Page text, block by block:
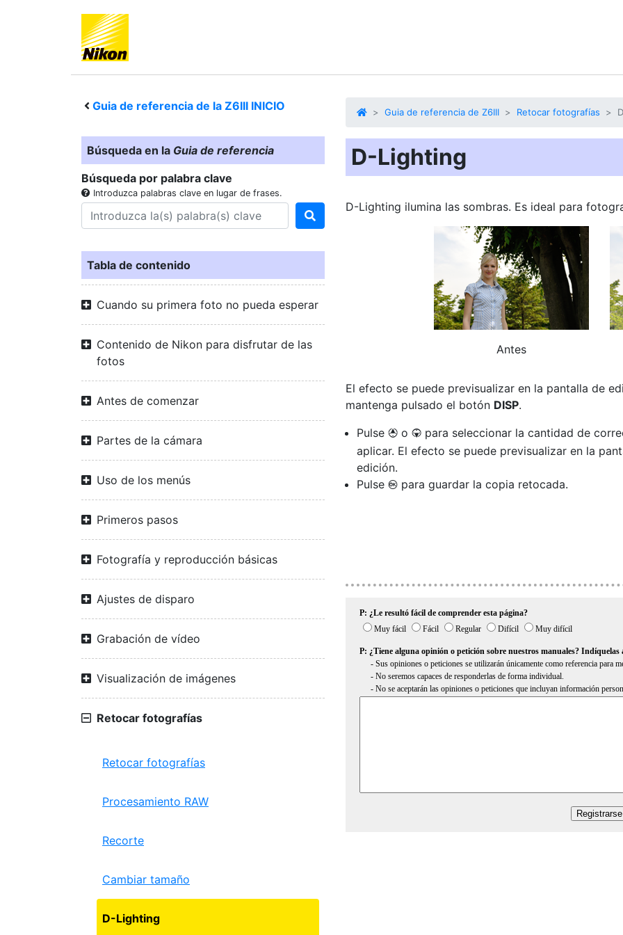
Guia de referencia de la Z6III INICIO
Búsqueda en la Guia de referencia
Búsqueda por palabra clave
Introduzca palabras clave en lugar de frases.
Tabla de contenido
Cuando su primera foto no pueda esperar
Contenido de Nikon para disfrutar de las
fotos
Antes de comenzar
Partes de la cámara
Uso de los menús
Primeros pasos
Fotografía y reproducción básicas
Ajustes de disparo
Grabación de vídeo
Visualización de imágenes
Retocar fotografías
Retocar fotografías
Procesamiento RAW
Recorte
Cambiar tamaño
D-Lighting
Guia de referencia de Z6III Retocar fotografías
D-Lighting
D-Lighting ilumina las sombras. Es ideal para
Antes
El efecto se puede previsualizar en la pantalla de
mantenga pulsado el botón DISP.
Pulse 1 o 3 para seleccionar la cantidad de
aplicar. El efecto se puede previsualizar en la
edición.
Pulse J para guardar la copia retocada.